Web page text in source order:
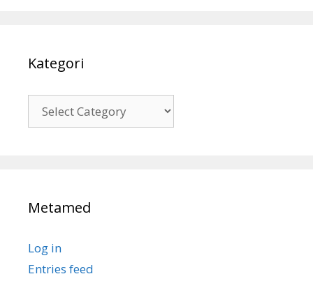
Kategori
Metamed
Log in
Entries feed